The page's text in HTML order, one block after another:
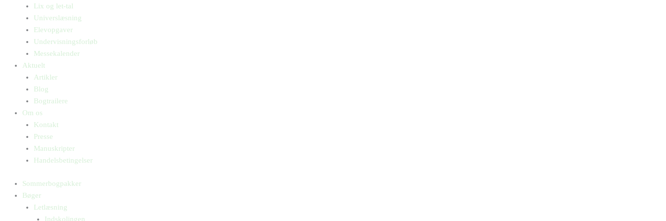
Lix og let-tal
Universlæsning
Elevopgaver
Undervisningsforløb
Messekalender
Aktuelt
Artikler
Blog
Bogtrailere
Om os
Kontakt
Presse
Manuskripter
Handelsbetingelser
Sommerbogpakker
Bøger
Letlæsning
Indskolingen